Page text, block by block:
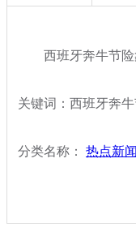
西班牙奔牛节险
关键词：西班牙奔
分类名称： 热点新闻